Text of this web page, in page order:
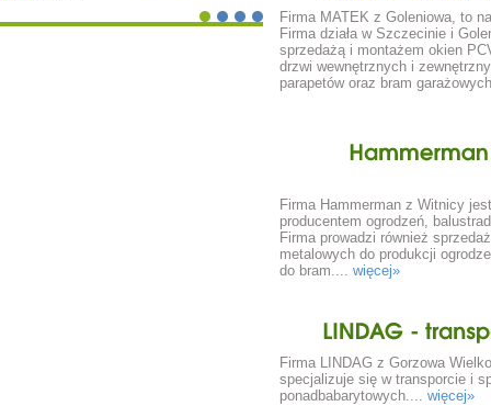
Firma MATEK z Goleniowa, to
Firma działa w Szczecinie i
sprzedażą i montażem okien
drzwi wewnętrznych i
parapetów oraz bram
Firma Hammerman z Witnicy
producentem ogrodzeń,
Firma prowadzi również
metalowych do produkcji
do bram.... więcej»
Firma LINDAG z Gorzowa
specjalizuje się w transporcie i
ponadbabarytowych.... więcej»